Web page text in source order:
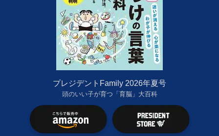
プレジデントFamily 2026年夏号
頭のいい子が育つ「育脳」大百科